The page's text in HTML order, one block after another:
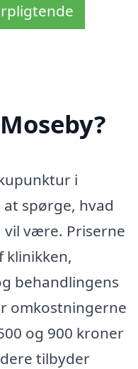
i
spørge, hvad
vil være. Priserne
behandlingens
omkostningerne
og 900 kroner
tilbyder